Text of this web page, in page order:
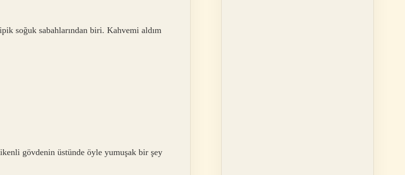
soğuk sabahlarından biri. Kahvemi aldım
gövdenin üstünde öyle yumuşak bir şey